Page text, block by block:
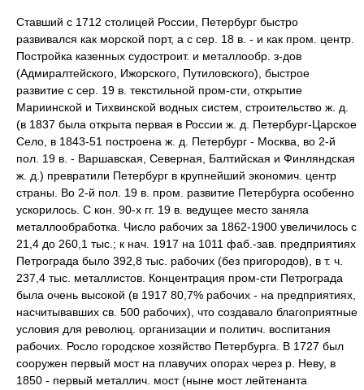
Ставший с 1712 столицей России, Петербург быстро
развивался как морской порт, а с сер. 18 в. - и как пром. центр.
Постройка казенных судостроит. и металлообр. з-дов
(Адмиралтейского, Ижорского, Путиловского), быстрое
развитие с сер. 19 в. текстильной пром-сти, открытие
Мариинской и Тихвинской водных систем, строительство ж. д.
(в 1837 была открыта первая в России ж. д. Петербург-Царское
Село, в 1843-51 построена ж. д. Петербург - Москва, во 2-й
пол. 19 в. - Варшавская, Северная, Балтийская и Финляндская
ж. д.) превратили Петербург в крупнейший экономич. центр
страны. Во 2-й пол. 19 в. пром. развитие Петербурга особенно
ускорилось. С кон. 90-х гг. 19 в. ведущее место заняла
металлообработка. Число рабочих за 1862-1900 увеличилось с
21,4 до 260,1 тыс.; к нач. 1917 на 1011 фаб.-зав. предприятиях
Петрограда было 392,8 тыс. рабочих (без пригородов), в т. ч.
237,4 тыс. металлистов. Концентрация пром-сти Петрограда
была очень высокой (в 1917 80,7% рабочих - на предприятиях,
насчитывавших св. 500 рабочих), что создавало благоприятные
условия для революц. организации и политич. воспитания
рабочих. Росло городское хозяйство Петербурга. В 1727 был
сооружен первый мост на плавучих опорах через р. Неву, в
1850 - первый металлич. мост (ныне мост лейтенанта